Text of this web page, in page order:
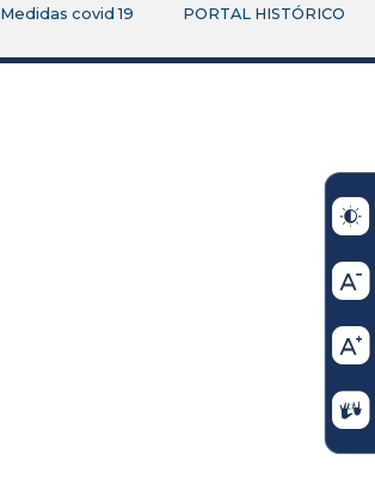
Medidas covid 19 PORTAL HISTÓRICO